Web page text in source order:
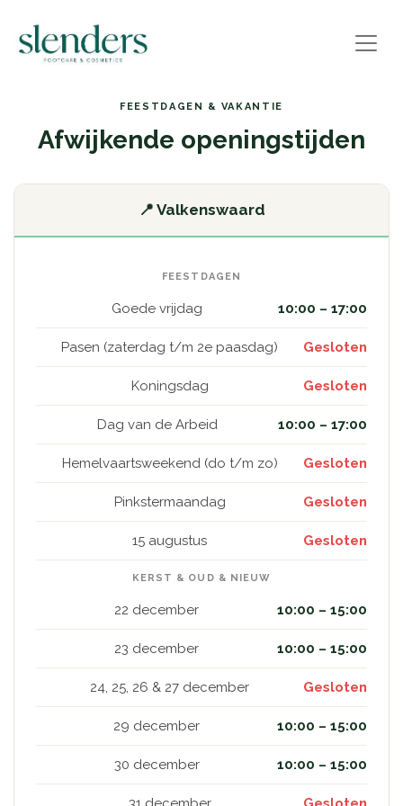
FEESTDAGEN & VAKANTIE
Afwijkende openingstijden
📍 Valkenswaard
FEESTDAGEN
Goede vrijdag 10:00 – 17:00
Pasen (zaterdag t/m 2e paasdag) Gesloten
Koningsdag Gesloten
Dag van de Arbeid 10:00 – 17:00
Hemelvaartsweekend (do t/m zo) Gesloten
Pinkstermaandag Gesloten
15 augustus Gesloten
KERST & OUD & NIEUW
22 december 10:00 – 15:00
23 december 10:00 – 15:00
24, 25, 26 & 27 december Gesloten
29 december 10:00 – 15:00
30 december 10:00 – 15:00